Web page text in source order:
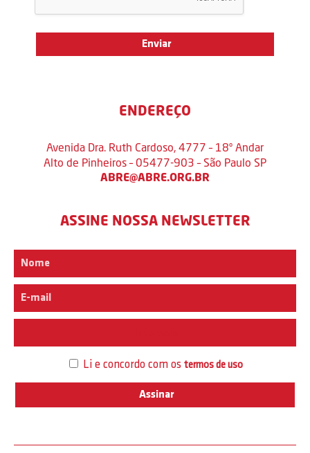
ENDEREÇO
Avenida Dra. Ruth Cardoso, 4777 – 18º Andar
Alto de Pinheiros – 05477-903 – São Paulo SP
ABRE@ABRE.ORG.BR
ASSINE NOSSA NEWSLETTER
Li e concordo com os termos de uso